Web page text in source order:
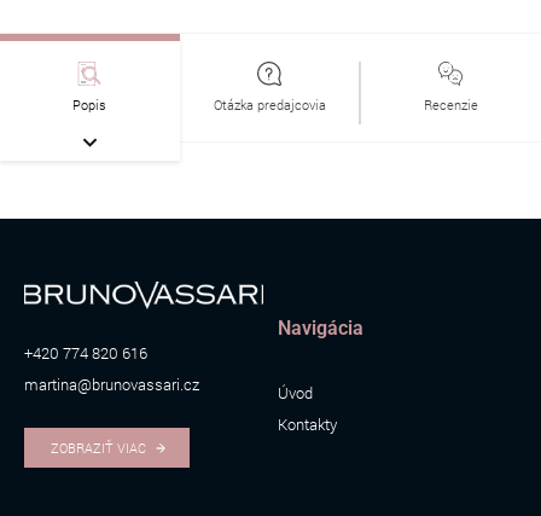
Popis Otázka predajcovia Recenzie
+420 774 820 616
martina@brunovassari.cz
ZOBRAZIŤ VIAC
Navigácia
Úvod
Kontakty